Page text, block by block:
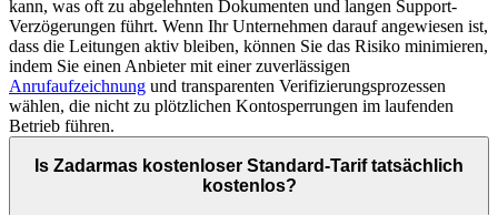
kann, was oft zu abgelehnten Dokumenten und langen Support-
Verzögerungen führt. Wenn Ihr Unternehmen darauf angewiesen ist,
dass die Leitungen aktiv bleiben, können Sie das Risiko minimieren,
indem Sie einen Anbieter mit einer zuverlässigen
Anrufaufzeichnung und transparenten Verifizierungsprozessen
wählen, die nicht zu plötzlichen Kontosperrungen im laufenden
Betrieb führen.
Is Zadarmas kostenloser Standard-Tarif tatsächlich
kostenlos?